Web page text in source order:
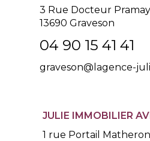
3 Rue Docteur
13690 Graveson
04 90 15 41 41
graveson@lagence-
JULIE IMMOBILIER
1 rue Portail Matheron